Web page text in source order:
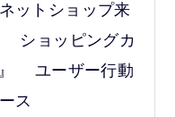
ットショップ来
ショッピングカ
』 ユーザー行動
ス